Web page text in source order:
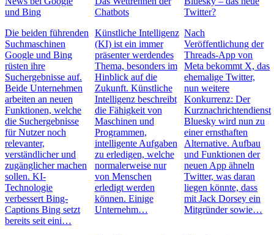
und Bing
Die beiden führenden
Suchmaschinen
Google und Bing
rüsten ihre
Suchergebnisse auf.
Beide Unternehmen
arbeiten an neuen
Funktionen, welche
die Suchergebnisse
für Nutzer noch
relevanter,
verständlicher und
zugänglicher machen
sollen. KI-
Technologie
verbessert Bing-
Captions Bing setzt
bereits seit eini…
Chatbots
Künstliche Intelligenz
(KI) ist ein immer
präsenter werdendes
Thema, besonders im
Hinblick auf die
Zukunft. Künstliche
Intelligenz beschreibt
die Fähigkeit von
Maschinen und
Programmen,
intelligente Aufgaben
zu erledigen, welche
normalerweise nur
von Menschen
erledigt werden
können. Einige
Unternehm…
Twitter?
Nach
Veröffentlichung der
Threads-App von
Meta bekommt X, das
ehemalige Twitter,
nun weitere
Konkurrenz: Der
Kurznachrichtendienst
Bluesky wird nun zu
einer ernsthaften
Alternative. Aufbau
und Funktionen der
neuen App ähneln
Twitter, was daran
liegen könnte, dass
mit Jack Dorsey ein
Mitgründer sowie…